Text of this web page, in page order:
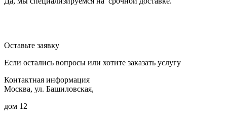
Оставьте заявку
Если остались вопросы или хотите заказать услугу
Контактная информация
Москва, ул. Башиловская,
дом 12